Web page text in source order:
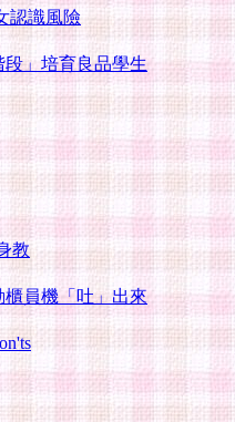
認識風險
」培育良品學生
教
員機「吐」出來